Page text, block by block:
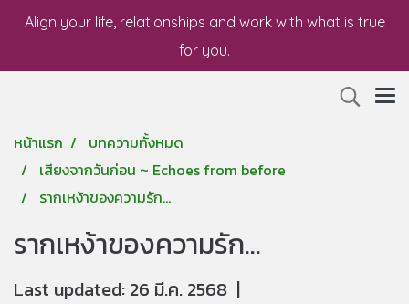
Align your life, relationships and work with what is true
for you.
หน้าแรก
บทความทั้งหมด
เสียงจากวันก่อน ~ Echoes from before
รากเหง้าของความรัก...
รากเหง้าของความรัก...
Last updated: 26 มี.ค. 2568 |